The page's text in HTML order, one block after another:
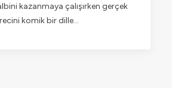
kazanmaya çalışırken gerçek
komik bir dille…